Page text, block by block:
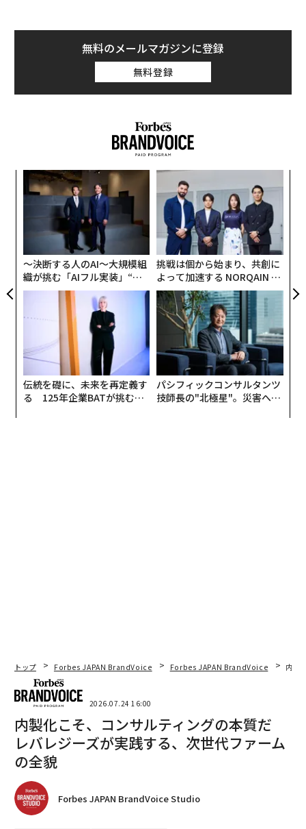
無料のメールマガジンに登録
無料登録
〜決断する人のAI〜大規模組
織が挑む「AIフル実装」“使
う”企業から“動く”企業へ【N
TTドコモビジネス×PwC】
挑戦は個から始まり、共創に
よって加速する NORQAIN JA
PAN 特別座談会
伝統を礎に、未来を再定義す
る 125年企業BATが挑むス
パシフィックコンサルタンツ
技師長の"北極星"。災害への
トップ Forbes JAPAN BrandVoice Forbes JAPAN BrandVoice 内製
2026.07.24 16:00
内製化こそ、コンサルティングの本質だ
レバレジーズが実践する、次世代ファーム
の全貌
Forbes JAPAN BrandVoice Studio